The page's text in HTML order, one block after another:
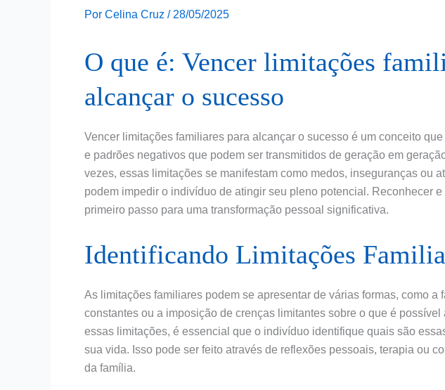
Por Celina Cruz / 28/05/2025
O que é: Vencer limitações
alcançar o sucesso
Vencer limitações familiares para alcançar o sucesso é um conceito
e padrões negativos que podem ser transmitidos de geração em
vezes, essas limitações se manifestam como medos, inseguranças ou
podem impedir o indivíduo de atingir seu pleno potencial. Reconhecer
primeiro passo para uma transformação pessoal significativa.
Identificando Limitações
As limitações familiares podem se apresentar de várias formas, como a
constantes ou a imposição de crenças limitantes sobre o que é
essas limitações, é essencial que o indivíduo identifique quais são
sua vida. Isso pode ser feito através de reflexões pessoais, terapia ou
da família.